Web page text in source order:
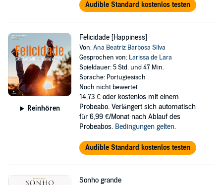
Audible Standard kostenlos testen
Reinhören
Felicidade [Happiness]
Von:Ana Beatriz Barbosa Silva
Gesprochen von: Larissa de Lara
Spieldauer: 5 Std. und 47 Min.
Sprache: Portugiesisch
Noch nicht bewertet
14,73 € oder kostenlos mit einem
Probeabo. Verlängert sich automatisch
für 6,99 €/Monat nach Ablauf des
Probeabos. Bedingungen gelten.
Audible Standard kostenlos testen
Sonho grande